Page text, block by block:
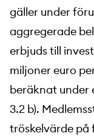
gäller under
aggregerade
erbjuds till
miljoner euro
beräknat under
3.2 b).
tröskelvärde på